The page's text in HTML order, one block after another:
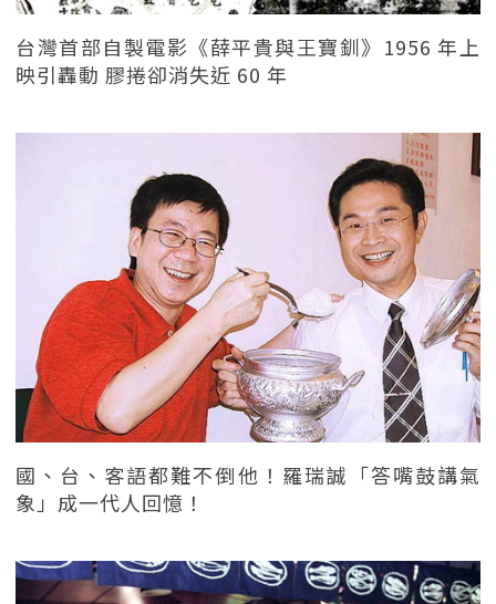
台灣首部自製電影《薛平貴與王寶釧》1956 年上
映引轟動 膠捲卻消失近 60 年
國、台、客語都難不倒他！羅瑞誠「答嘴鼓講氣
象」成一代人回憶！